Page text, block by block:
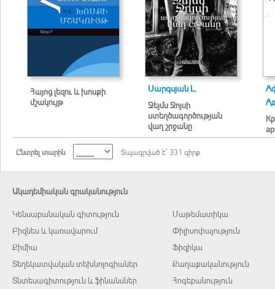
Հայոց լեզու և խոսքի
մշակույթ
Սարգսյան Լ.
Ջեյմս Ջոյսի
ստեղծագործության
վաղ շրջանը
Ընտրել տարին Տպագրված է` 331 գիրք
Ակադեմիական գրականություն
Կենսաբանական գիտություն
Բիզնես և կառավարում
Քիմիա
Տեղեկատվական տեխնոլոգիաներ
Տնտեսագիտություն և ֆինանսներ
Մաթեմատիկա
Փիլիսոփայություն
Ֆիզիկա
Քաղաքականություն
Հոգեբանություն